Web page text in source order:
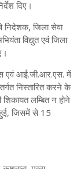
दिए।
जिला सेवा
विद्युत एवं जिला
एवं आई.जी.आर.एस. में
निस्तारित करने के
शिकायत लम्बित न होने
हुई, जिसमें से 15